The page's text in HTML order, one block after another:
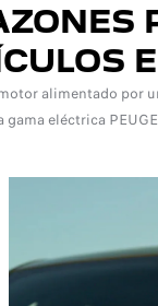
alimentado por
eléctrica